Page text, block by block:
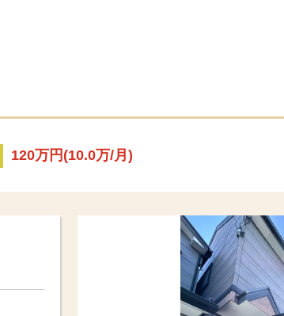
120万円(10.0万/月)